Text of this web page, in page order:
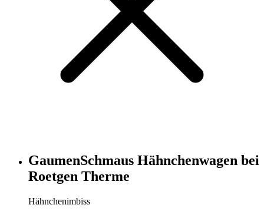
GaumenSchmaus Hähnchenwagen bei
Roetgen Therme
Hähnchenimbiss